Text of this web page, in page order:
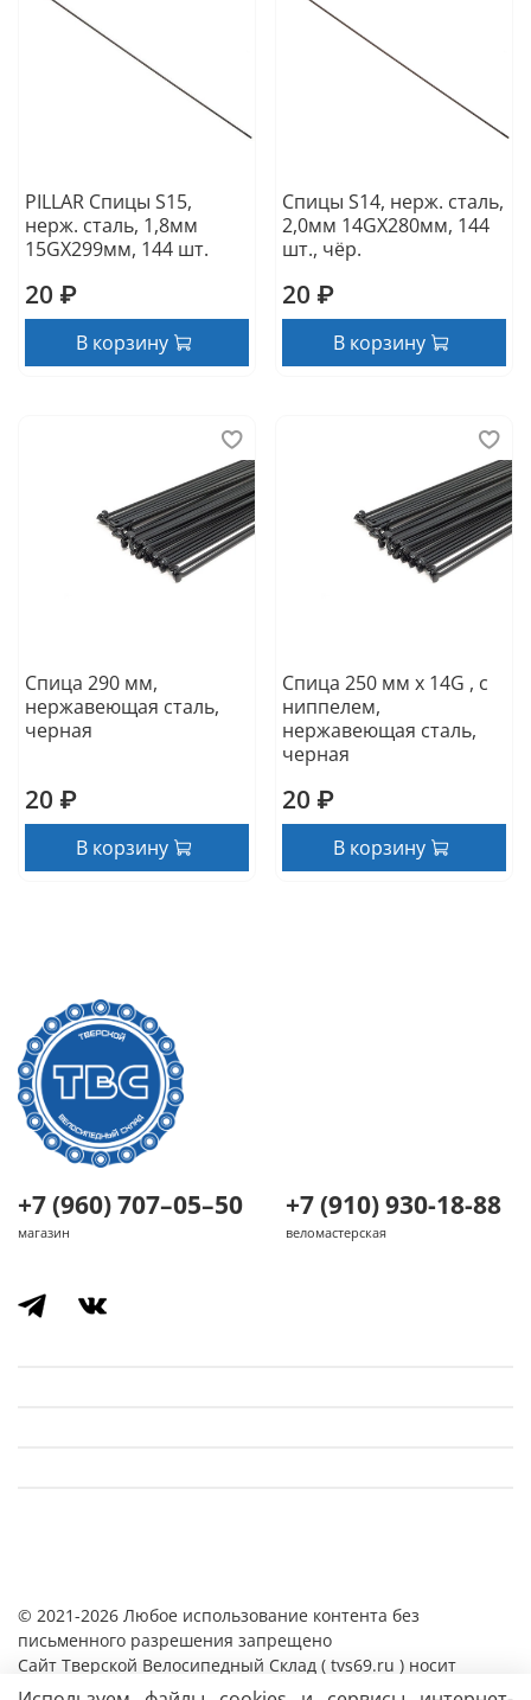
PILLAR Спицы S15,
нерж. сталь, 1,8мм
15GX299мм, 144 шт.
20 ₽
В корзину
Спицы S14, нерж. сталь,
2,0мм 14GX280мм, 144
шт., чёр.
20 ₽
В корзину
Спица 290 мм,
нержавеющая сталь,
черная
20 ₽
В корзину
Спица 250 мм x 14G , с
ниппелем,
нержавеющая сталь,
черная
20 ₽
В корзину
+7 (960) 707–05–50
магазин
+7 (910) 930-18-88
веломастерская
© 2021-2026 Любое использование контента без
письменного разрешения запрещено
Cайт Тверской Велосипедный Склад ( tvs69.ru ) носит
исключительно информационный характер и ни при каких